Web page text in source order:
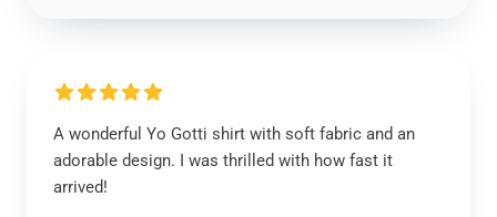
A wonderful Yo Gotti shirt with soft fabric and an
adorable design. I was thrilled with how fast it
arrived!